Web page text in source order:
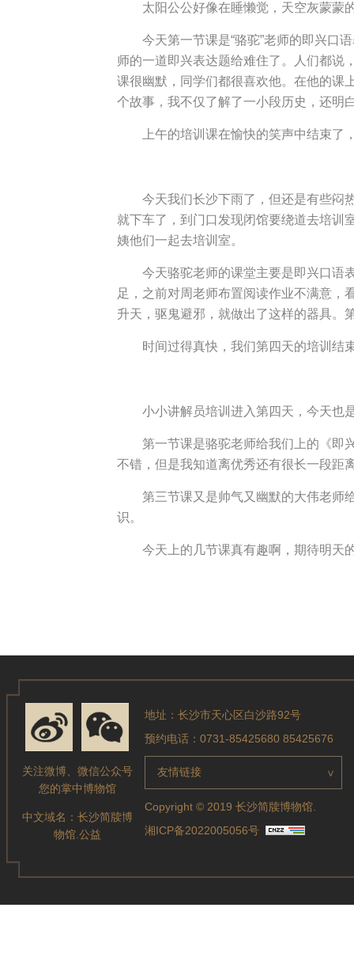
太阳公公好像在睡懒觉，天空灰蒙蒙
今天第一节课是“骆驼”老师的即兴口
师的一道即兴表达题给难住了。人们都说
课很幽默，同学们都很喜欢他。在他的课
个故事，我不仅了解了一小段历史，还明
上午的培训课在愉快的笑声中结束
今天我们长沙下雨了，但还是有些闷
就下车了，到门口发现闭馆要绕道去培训
姨他们一起去培训室。
今天骆驼老师的课堂主要是即兴口语
足，之前对周老师布置阅读作业不满意，
升天，驱鬼避邪，就做出了这样的器具。
时间过得真快，我们第四天的培训结
小小讲解员培训进入第四天，今天也
第一节课是骆驼老师给我们上的《即
不错，但是我知道离优秀还有很长一段距
第三节课又是帅气又幽默的大伟老师
识。
今天上的几节课真有趣啊，期待明天
关注微博、微信公众号
您的掌中博物馆
中文域名： 长沙简牍博
物馆.公益
地址：长沙市天心区白沙路92号
预约电话：0731-85425680 85425676
友情链接 >
Copyright © 2019 长沙简牍博物馆.
湘ICP备2022005056号